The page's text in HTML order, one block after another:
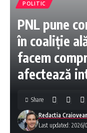
POLITIC
PNL pune
în coaliție
facem
afectează
Last updated: 2026/
Redactia
Share